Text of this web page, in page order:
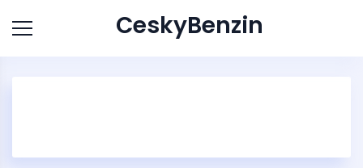
CeskyBenzin